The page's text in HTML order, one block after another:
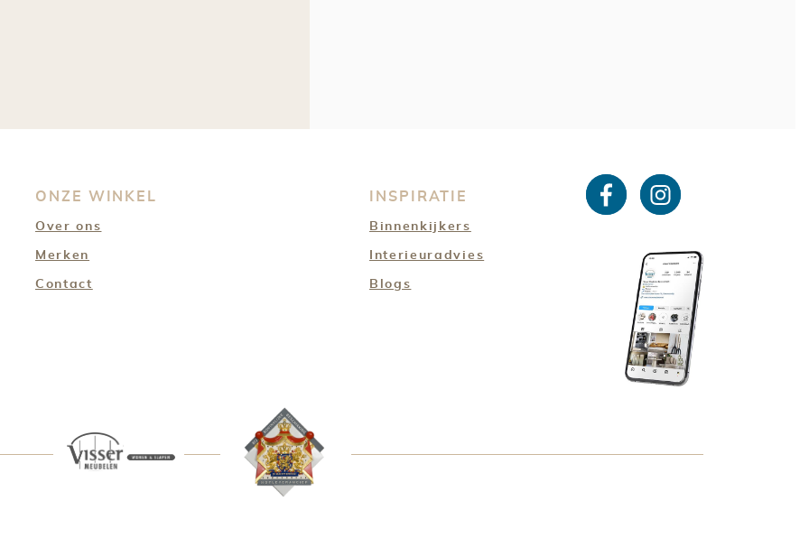
ONZE WINKEL
Over ons
Merken
Contact
INSPIRATIE
Binnenkijkers
Interieuradvies
Blogs
Instagra
m